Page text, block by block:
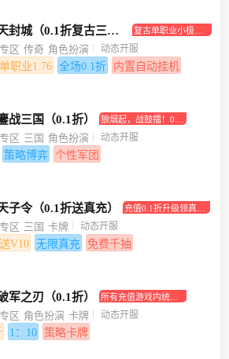
天封城（0.1折复古三职业）
复古单职业小极品
传奇手游
区 传奇 角色扮演 动态开服
职业1.76 全场0.1折 内置自动挂机
战三国（0.1折）
狼烟起，战鼓擂！0.1
折助你坐拥江山美人
区 三国 角色扮演 动态开服
策略博弈 个性军团
子令（0.1折送真充）
充值0.1折升级领真充
区 三国 卡牌 动态开服
送V10 无限真充 免费千抽
军之刃（0.1折）
所有充值游戏内统统
打0.1折！
区 角色扮演 卡牌 动态开服
1：10 策略卡牌